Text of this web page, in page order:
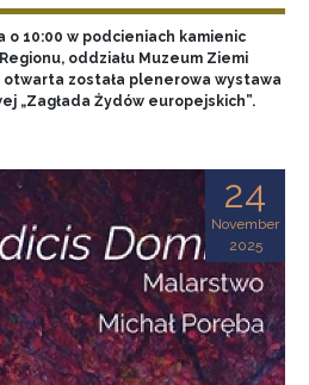
o 10:00 w podcieniach kamienic
oddziału Muzeum Ziemi
otwarta została plenerowa wystawa
„Zagłada Żydów europejskich”.
24
November
2025